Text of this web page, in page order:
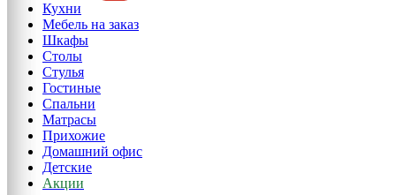
Кухни
Мебель на заказ
Шкафы
Столы
Стулья
Гостиные
Спальни
Матрасы
Прихожие
Домашний офис
Детские
Акции